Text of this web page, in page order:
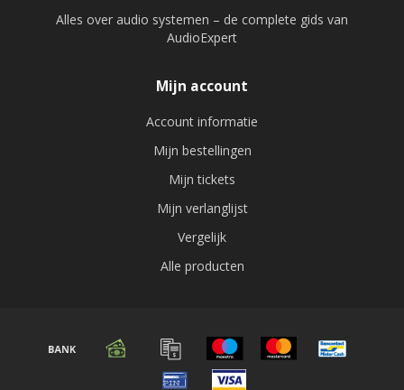
Alles over audio systemen – de complete gids van
AudioExpert
Mijn account
Account informatie
Mijn bestellingen
Mijn tickets
Mijn verlanglijst
Vergelijk
Alle producten